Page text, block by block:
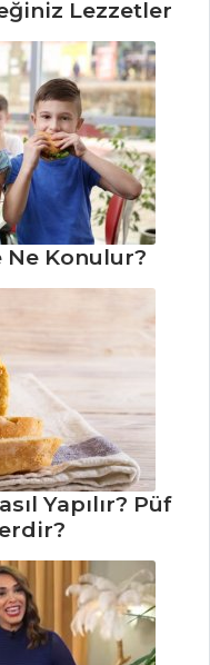
Lezzetler
Konulur?
Yapılır? Püf